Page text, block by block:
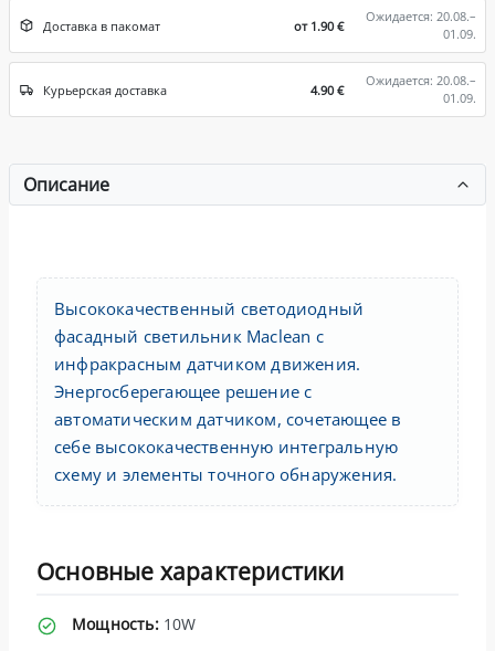
Доставка в пакомат от 1.90 €
Ожидается: 20.08.–
01.09.
Курьерская доставка 4.90 €
Ожидается: 20.08.–
01.09.
Описание
Высококачественный светодиодный
фасадный светильник Maclean с
инфракрасным датчиком движения.
Энергосберегающее решение с
автоматическим датчиком, сочетающее в
себе высококачественную интегральную
схему и элементы точного обнаружения.
Основные характеристики
Мощность:10W